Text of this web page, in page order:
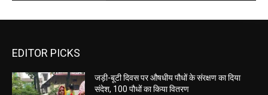
EDITOR PICKS
जड़ी-बूटी दिवस पर औषधीय पौधों के संरक्षण का दिया
संदेश, 100 पौधों का किया वितरण